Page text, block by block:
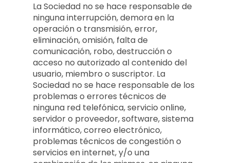
La Sociedad no se hace responsable de
ninguna interrupción, demora en la
operación o transmisión, error,
eliminación, omisión, falta de
comunicación, robo, destrucción o
acceso no autorizado al contenido del
usuario, miembro o suscriptor. La
Sociedad no se hace responsable de los
problemas o errores técnicos de
ninguna red telefónica, servicio online,
servidor o proveedor, software, sistema
informático, correo electrónico,
problemas técnicos de congestión o
servicios en internet, y/o una